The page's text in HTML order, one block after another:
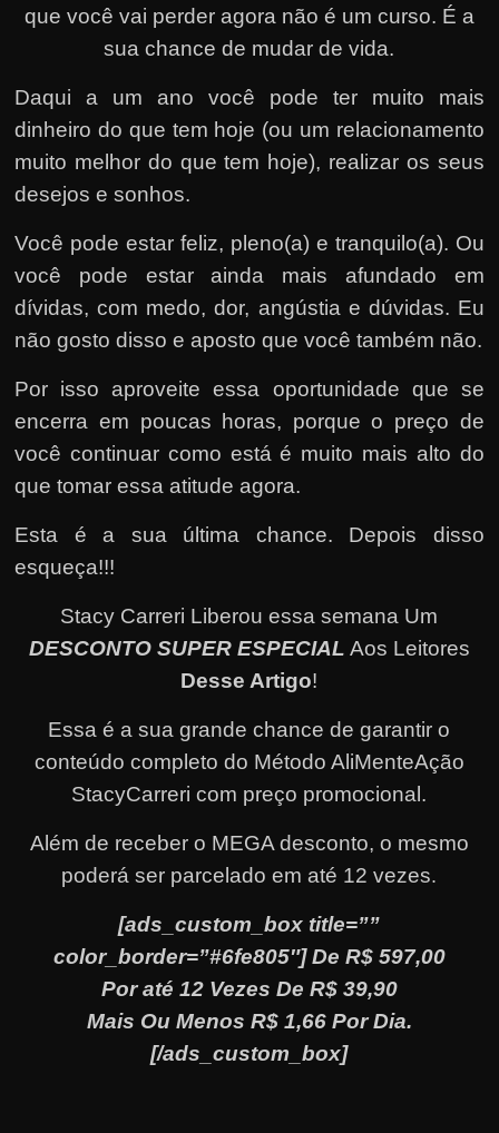
que você vai perder agora não é um curso. É a
sua chance de mudar de vida.
Daqui a um ano você pode ter muito mais
dinheiro do que tem hoje (ou um relacionamento
muito melhor do que tem hoje), realizar os seus
desejos e sonhos.
Você pode estar feliz, pleno(a) e tranquilo(a). Ou
você pode estar ainda mais afundado em
dívidas, com medo, dor, angústia e dúvidas. Eu
não gosto disso e aposto que você também não.
Por isso aproveite essa oportunidade que se
encerra em poucas horas, porque o preço de
você continuar como está é muito mais alto do
que tomar essa atitude agora.
Esta é a sua última chance. Depois disso
esqueça!!!
Stacy Carreri Liberou essa semana Um
DESCONTO SUPER ESPECIAL Aos Leitores
Desse Artigo!
Essa é a sua grande chance de garantir o
conteúdo completo do Método AliMenteAção
StacyCarreri com preço promocional.
Além de receber o MEGA desconto, o mesmo
poderá ser parcelado em até 12 vezes.
[ads_custom_box title=””
color_border=”#6fe805″] De R$ 597,00
Por até 12 Vezes De R$ 39,90
Mais Ou Menos R$ 1,66 Por Dia.
[/ads_custom_box]